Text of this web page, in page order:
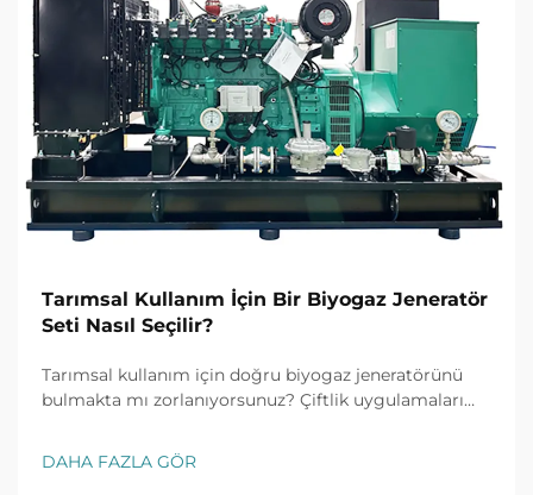
Tarımsal Kullanım İçin Bir Biyogaz Jeneratör
Seti Nasıl Seçilir?
Tarımsal kullanım için doğru biyogaz jeneratörünü
bulmakta mı zorlanıyorsunuz? Çiftlik uygulamaları
önde gelen modelleri keşfedin. Ücretsiz satın alma
kontrol listesini bugün alın.
DAHA FAZLA GÖR